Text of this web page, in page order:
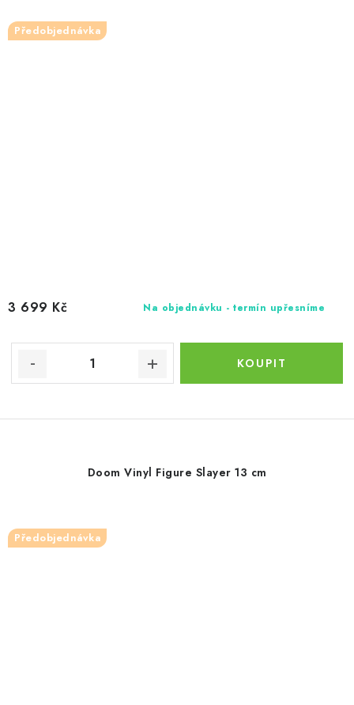
Předobjednávka
Na objednávku - termín upřesníme
3 699 Kč
Doom Vinyl Figure Slayer 13 cm
Předobjednávka